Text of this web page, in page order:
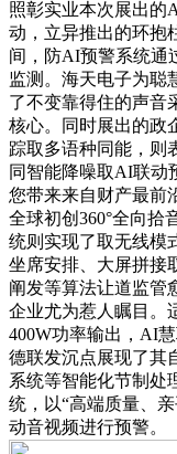
照彰实业本次展出的
动，立异推出的环抱
间，防AI预警系统通
监测。海天电子为聪
了不变靠得住的声音
核心。同时展出的政
踪取多语种同能，则
同智能降噪取AI联动
您带来来自财产最前
全球初创360°全向拾
统则实现了取无线模
坐席安排、大屏拼接
阐发等算法让道监管
企业尤为惹人瞩目。
400W功率输出，AI
德联发沉点展现了其
系统等智能化节制处
统，以“高端质量、
动音视频进行预警。